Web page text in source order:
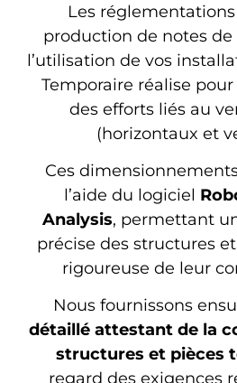
Les
production de notes
l’utilisation de vos
Temporaire réalise
des efforts liés au
(horizontaux et
Ces
l’aide du logiciel
Analysis, permettant
précise des structures
rigoureuse de leur
Nous fournissons
détaillé attestant de la
structures et pièces
regard des exigences